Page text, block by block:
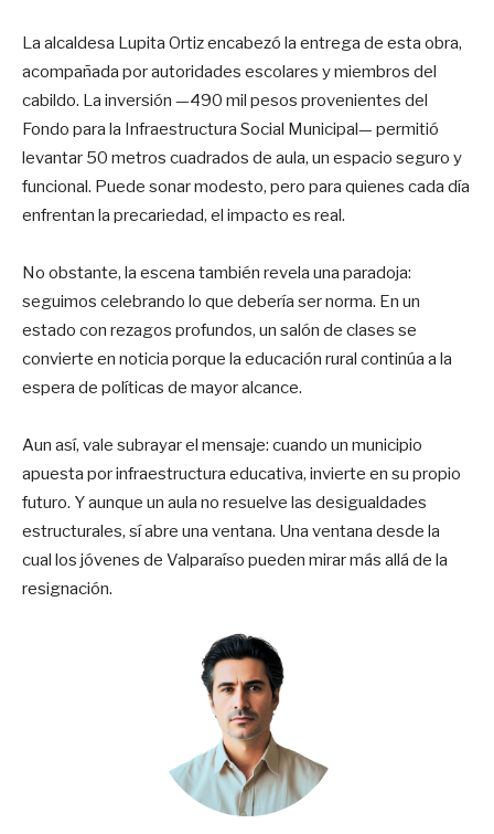
La alcaldesa Lupita Ortiz encabezó la entrega de esta obra,
acompañada por autoridades escolares y miembros del
cabildo. La inversión —490 mil pesos provenientes del
Fondo para la Infraestructura Social Municipal— permitió
levantar 50 metros cuadrados de aula, un espacio seguro y
funcional. Puede sonar modesto, pero para quienes cada día
enfrentan la precariedad, el impacto es real.
No obstante, la escena también revela una paradoja:
seguimos celebrando lo que debería ser norma. En un
estado con rezagos profundos, un salón de clases se
convierte en noticia porque la educación rural continúa a la
espera de políticas de mayor alcance.
Aun así, vale subrayar el mensaje: cuando un municipio
apuesta por infraestructura educativa, invierte en su propio
futuro. Y aunque un aula no resuelve las desigualdades
estructurales, sí abre una ventana. Una ventana desde la
cual los jóvenes de Valparaíso pueden mirar más allá de la
resignación.